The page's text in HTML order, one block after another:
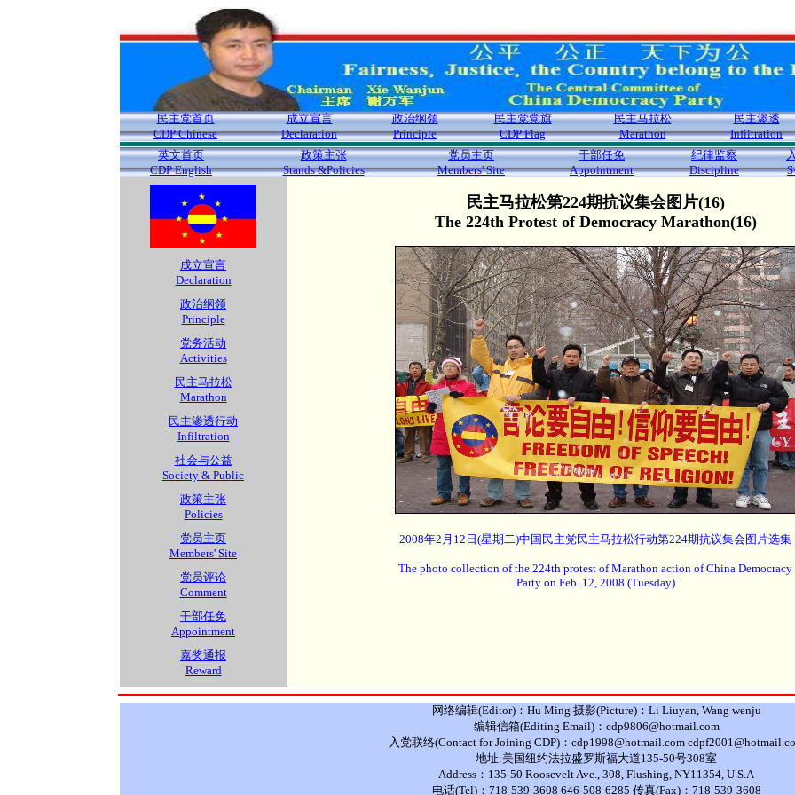
民主党首页
CDP Chinese
成立宣言
Declaration
政治纲领
Principle
民主党党旗
CDP Flag
民主马拉松
Marathon
民主渗透
Infiltration
英文首页
CDP English
政策主张
Stands &Policies
党员主页
Members' Site
干部任免
Appointment
纪律监察
Discipline
成立宣言
Declaration
政治纲领
Principle
党务活动
Activities
民主马拉松
Marathon
民主渗透行动
Infiltration
社会与公益
Society & Public
政策主张
Policies
党员主页
Members' Site
党员评论
Comment
干部任免
Appointment
嘉奖通报
Reward
民主马拉松第224期抗议集会图片(16)
The 224th Protest of Democracy Marathon(16)
2008年2月12日(星期二)中国民主党民主马拉松行动第224期抗议集会图片选集
The photo collection of the 224th protest of Marathon action of China Democracy
Party on Feb. 12, 2008 (Tuesday)
网络编辑(Editor)：Hu Ming 摄影(Picture)：Li Liuyan, Wang wenju
编辑信箱(Editing Email)：cdp9806@hotmail.com
入党联络(Contact for Joining CDP)：cdp1998@hotmail.com
地址:美国纽约法拉盛罗斯福大道135-50号308室
Address：135-50 Roosevelt Ave., 308, Flushing, NY11354, U.S.A
电话(Tel)：718-539-3608 646-508-6285 传真(Fax)：718-539-3608